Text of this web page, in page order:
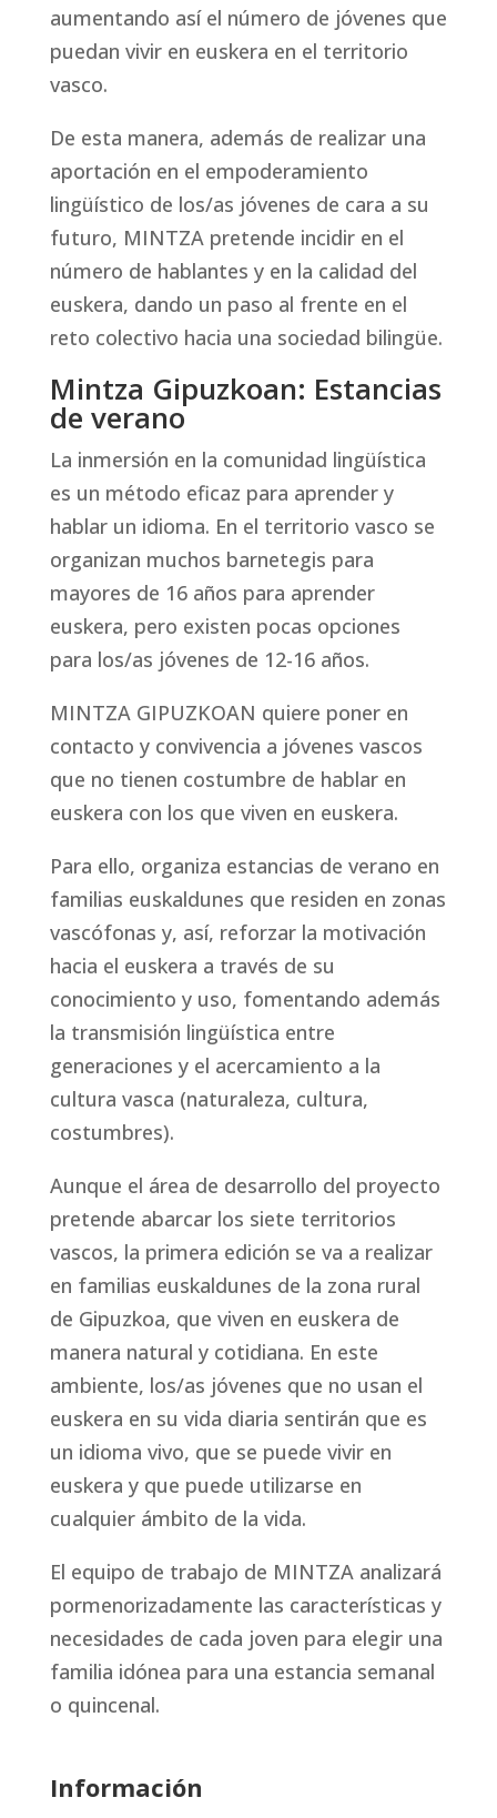
aumentando así el número de jóvenes que
puedan vivir en euskera en el territorio
vasco.
De esta manera, además de realizar una
aportación en el empoderamiento
lingüístico de los/as jóvenes de cara a su
futuro, MINTZA pretende incidir en el
número de hablantes y en la calidad del
euskera, dando un paso al frente en el
reto colectivo hacia una sociedad bilingüe.
Mintza Gipuzkoan: Estancias
de verano
La inmersión en la comunidad lingüística
es un método eficaz para aprender y
hablar un idioma. En el territorio vasco se
organizan muchos barnetegis para
mayores de 16 años para aprender
euskera, pero existen pocas opciones
para los/as jóvenes de 12-16 años.
MINTZA GIPUZKOAN quiere poner en
contacto y convivencia a jóvenes vascos
que no tienen costumbre de hablar en
euskera con los que viven en euskera.
Para ello, organiza estancias de verano en
familias euskaldunes que residen en zonas
vascófonas y, así, reforzar la motivación
hacia el euskera a través de su
conocimiento y uso, fomentando además
la transmisión lingüística entre
generaciones y el acercamiento a la
cultura vasca (naturaleza, cultura,
costumbres).
Aunque el área de desarrollo del proyecto
pretende abarcar los siete territorios
vascos, la primera edición se va a realizar
en familias euskaldunes de la zona rural
de Gipuzkoa, que viven en euskera de
manera natural y cotidiana. En este
ambiente, los/as jóvenes que no usan el
euskera en su vida diaria sentirán que es
un idioma vivo, que se puede vivir en
euskera y que puede utilizarse en
cualquier ámbito de la vida.
El equipo de trabajo de MINTZA analizará
pormenorizadamente las características y
necesidades de cada joven para elegir una
familia idónea para una estancia semanal
o quincenal.
Información